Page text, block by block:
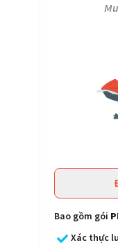
Bao gồm gói
Xác thực